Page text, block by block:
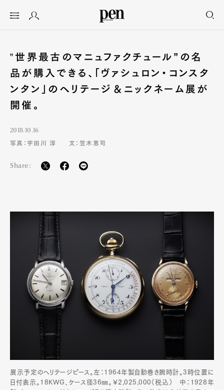
‟世界最古のマニュファクチュール”の名
品が購入できる、「ヴァシュロン・コンスタ
ンタン」のヘリテージ＆ニックネーム展が
開催。
2018.10.16
写真：宇田川 淳
文：笠木恵司
Share:
展示予定のヘリテージピース。左：1964年製自動巻き腕時計。3時位置に
日付表示。18KWG、ケース径36㎜。￥2,025,000（税込） 中：1928年